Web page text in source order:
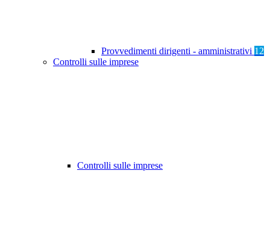
Provvedimenti dirigenti - amministrativi 12
Controlli sulle imprese
Controlli sulle imprese